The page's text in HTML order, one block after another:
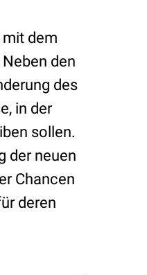
mit dem
den
des
in der
sollen.
der neuen
Chancen
deren